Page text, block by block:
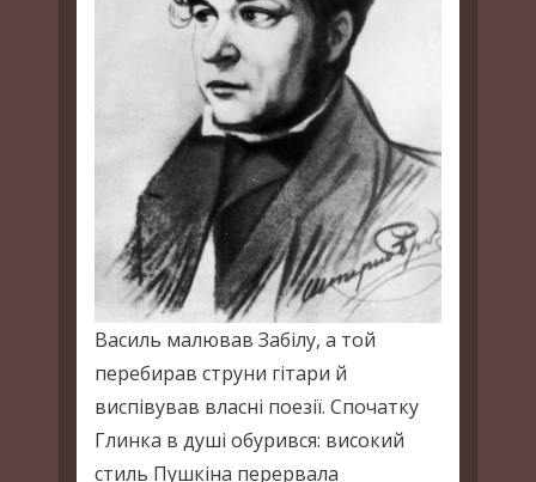
Василь малював Забілу, а той
перебирав струни гітари й
виспівував власні поезії. Спочатку
Глинка в душі обурився: високий
стиль Пушкіна перервала